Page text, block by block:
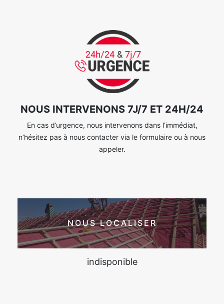
NOUS INTERVENONS 7J/7 ET 24H/24
En cas d’urgence, nous intervenons dans l’immédiat,
n’hésitez pas à nous contacter via le formulaire ou à nous
appeler.
NOUS LOCALISER
indisponible